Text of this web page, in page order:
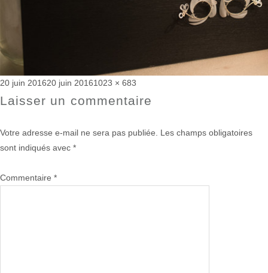
Publié
le
20 juin 201620 juin 2016Taille
réelle
1023 × 683
Laisser un commentaire
Votre adresse e-mail ne sera pas publiée.
Les champs obligatoires
sont indiqués avec *
Commentaire *